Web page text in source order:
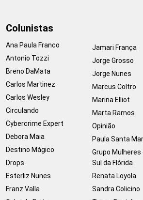
Colunistas
Ana Paula Franco
Antonio Tozzi
Breno DaMata
Carlos Martinez
Carlos Wesley
Circulando
Cybercrime Expert
Debora Maia
Destino Mágico
Drops
Esterliz Nunes
Franz Valla
Jamari França
Jorge Grosso
Jorge Nunes
Marcus Coltro
Marina Elliot
Marta Ramos
Opinião
Paula Santa
Grupo Mulheres
Sul da Flórida
Renata Loyola
Sandra Colicino